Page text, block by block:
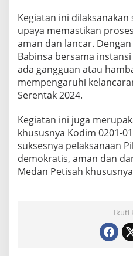
d
a
S
e
e
n
k
2
0
2
4
Kegiatan ini
upaya memastikan
aman dan lancar.
Babinsa bersama
ada gangguan atau
mempengaruhi
Serentak 2024.
Kegiatan ini juga
khususnya Kodim 0201-
suksesnya pelaksanaan
demokratis, aman dan
Medan Petisah
Ikuti